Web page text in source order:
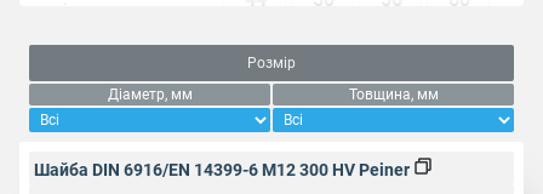
Товщина, мм 3 4 5 6
Пакування, од.
Розмір
Діаметр, мм
Товщина, мм
Шайба DIN 6916/EN 14399-6 M12 300 HV Peiner